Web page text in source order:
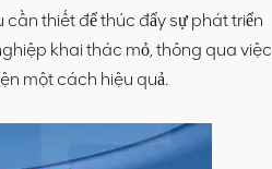
thiết để thúc đẩy sự phát triển
khai thác mỏ, thông qua việc
một cách hiệu quả.